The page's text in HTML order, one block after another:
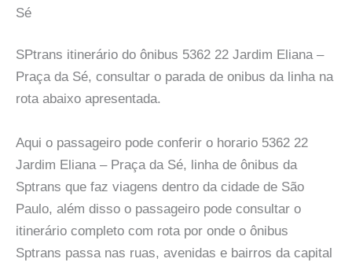
Sé
SPtrans itinerário do ônibus 5362 22 Jardim Eliana –
Praça da Sé, consultar o parada de onibus da linha na
rota abaixo apresentada.
Aqui o passageiro pode conferir o horario 5362 22
Jardim Eliana – Praça da Sé, linha de ônibus da
Sptrans que faz viagens dentro da cidade de São
Paulo, além disso o passageiro pode consultar o
itinerário completo com rota por onde o ônibus
Sptrans passa nas ruas, avenidas e bairros da capital